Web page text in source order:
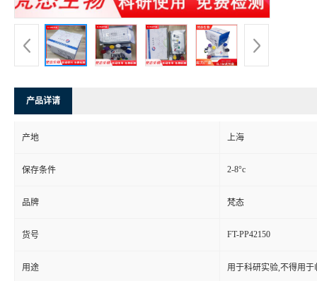
产品详请
产地 上海
保存条件 2-8°c
品牌 梵态
货号 FT-PP42150
用途 用于科研实验,不得用于